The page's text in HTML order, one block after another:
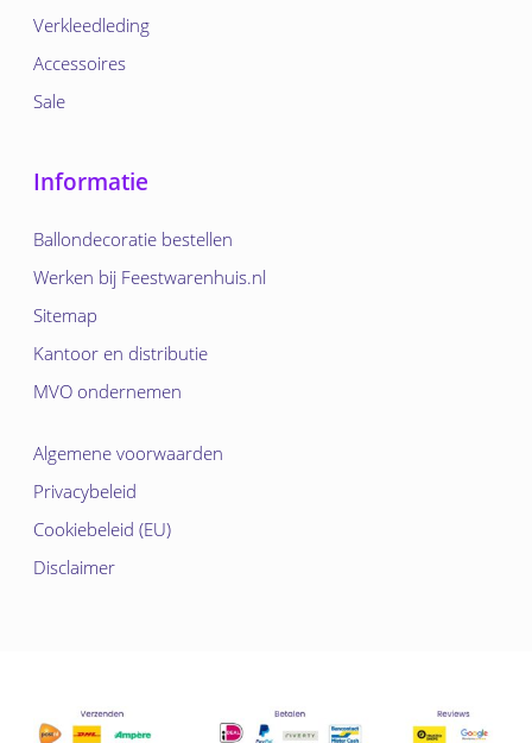
Verkleedleding
Accessoires
Sale
Informatie
Ballondecoratie bestellen
Werken bij Feestwarenhuis.nl
Sitemap
Kantoor en distributie
MVO ondernemen
Algemene voorwaarden
Privacybeleid
Cookiebeleid (EU)
Disclaimer